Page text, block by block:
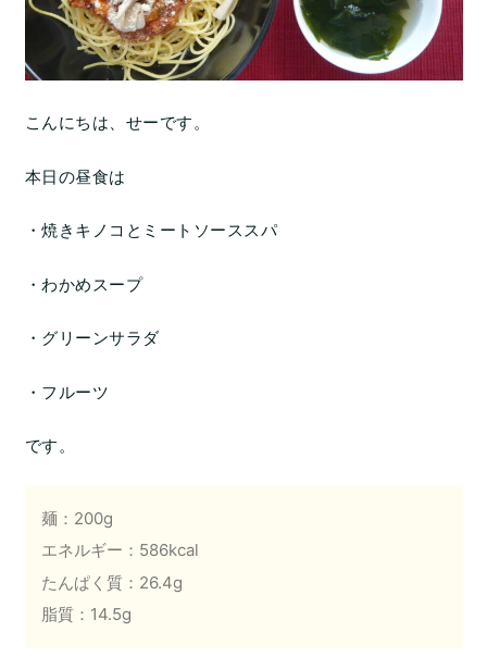
こんにちは、せーです。
本日の昼食は
・焼きキノコとミートソーススパ
・わかめスープ
・グリーンサラダ
・フルーツ
です。
麺：200g
エネルギー：586kcal
たんぱく質：26.4g
脂質：14.5g